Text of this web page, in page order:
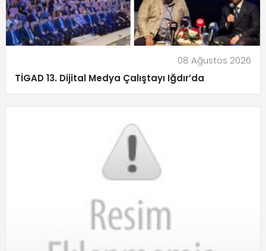
08 Ağustos 2026
TİGAD 13. Dijital Medya Çalıştayı Iğdır’da